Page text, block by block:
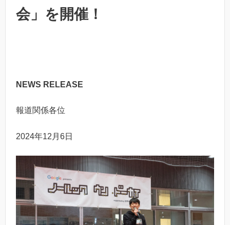
会」を開催！
NEWS RELEASE
報道関係各位
2024年12月6日